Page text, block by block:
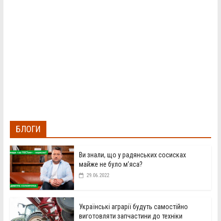
БЛОГИ
Ви знали, що у радянських сосисках
майже не було м’яса?
29.06.2022
Українські аграрії будуть самостійно
виготовляти запчастини до техніки